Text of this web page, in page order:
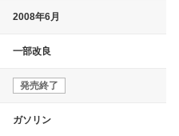
2008年6月
一部改良
発売終了
ガソリン